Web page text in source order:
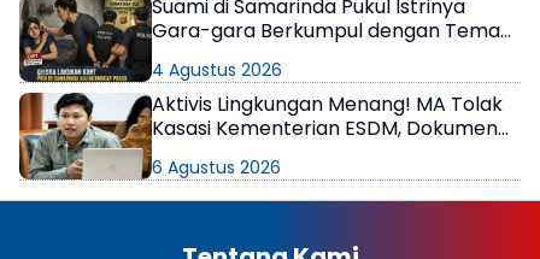
Suami di Samarinda Pukul Istrinya
Gara-gara Berkumpul dengan Teman
4 Agustus 2026
Aktivis Lingkungan Menang! MA Tolak
Kasasi Kementerian ESDM, Dokumen
Publik
6 Agustus 2026